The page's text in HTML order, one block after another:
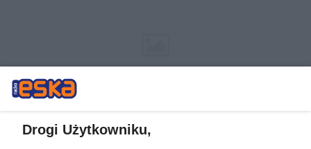
Drogi Użytkowniku,